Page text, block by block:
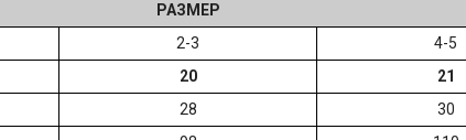
РАЗМЕР
2-3 4-5
20 21
28 30